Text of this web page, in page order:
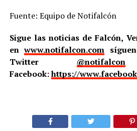
Fuente: Equipo de Notifalcón
Sigue las noticias de Falcón,
enwww.notifalcon.com
Twitter @notifalcon
Facebook:https://